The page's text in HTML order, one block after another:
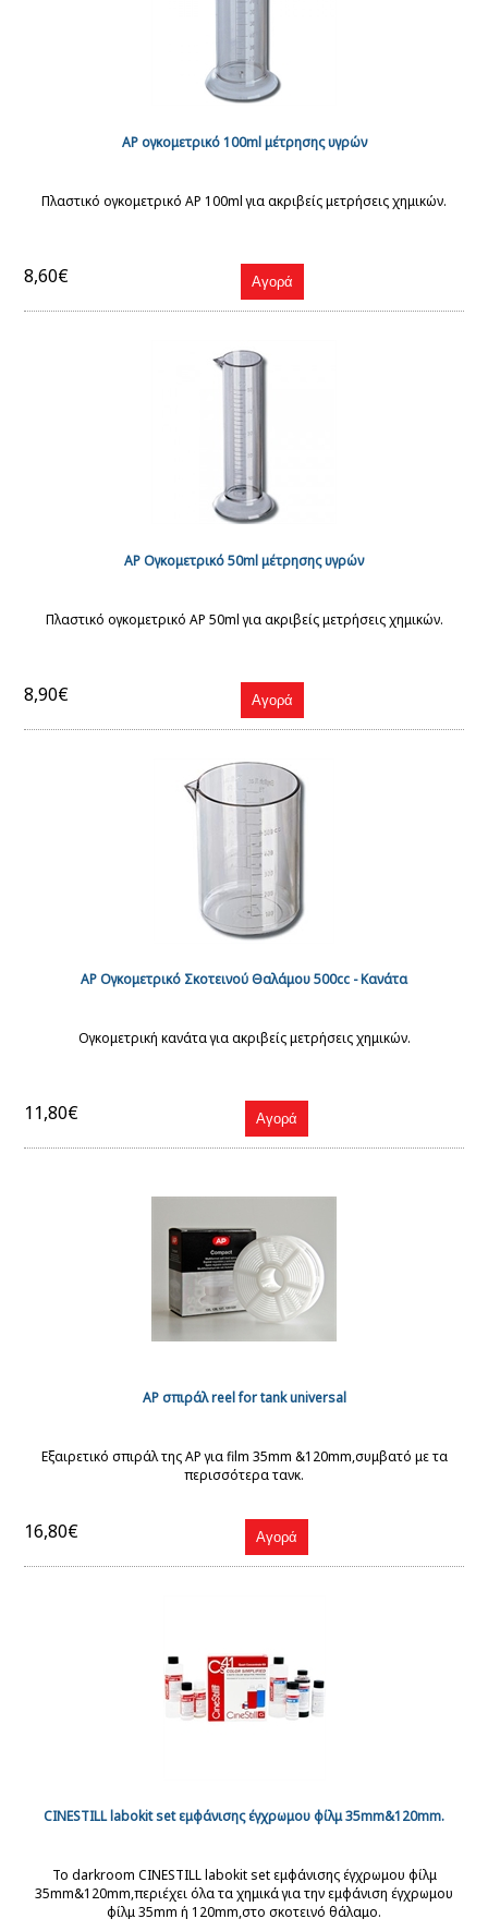
AP ογκομετρικό 100ml μέτρησης υγρών
Πλαστικό ογκομετρικό AP 100ml για ακριβείς μετρήσεις χημικών.
8,60€
AP Ογκομετρικό 50ml μέτρησης υγρών
Πλαστικό ογκομετρικό AP 50ml για ακριβείς μετρήσεις χημικών.
8,90€
AP Ογκομετρικό Σκοτεινού Θαλάμου 500cc - Κανάτα
Ογκομετρική κανάτα για ακριβείς μετρήσεις χημικών.
11,80€
AP σπιράλ reel for tank universal
Εξαιρετικό σπιράλ της AP για film 35mm &120mm,συμβατό με τα
περισσότερα τανκ.
16,80€
CINESTILL labokit set εμφάνισης έγχρωμου φίλμ 35mm&120mm.
To darkroom CINESTILL labokit set εμφάνισης έγχρωμου φίλμ
35mm&120mm,περιέχει όλα τα χημικά για την εμφάνιση έγχρωμου
φίλμ 35mm ή 120mm,στο σκοτεινό θάλαμο.